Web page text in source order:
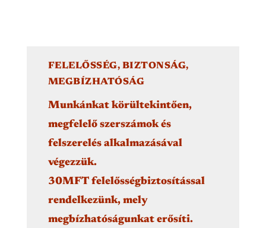
FELELŐSSÉG, BIZTONSÁG,
MEGBÍZHATÓSÁG
Munkánkat körültekintően,
megfelelő szerszámok és
felszerelés alkalmazásával
végezzük.
30MFT felelősségbiztosítással
rendelkezünk, mely
megbízhatóságunkat erősíti.